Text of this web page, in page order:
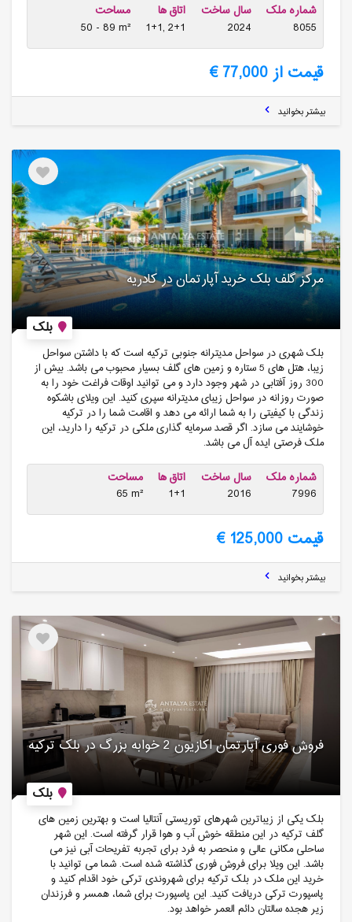
شماره ملک
8055
سال ساخت
2024
اتاق ها
1+1, 2+1
مساحت
50 - 89 m²
قیمت از 77,000 €
بیشتر بخوانید
مرکز گلف بلک خرید آپارتمان در کادریه
بلک
بلک شهری در سواحل مدیترانه جنوبی ترکیه است که با داشتن سواحل
زیبا، هتل‌ های 5 ستاره و زمین‌ های گلف بسیار محبوب می باشد. بیش از
300 روز آفتابی در شهر وجود دارد و می توانید اوقات فراغت خود را به
صورت روزانه در سواحل زیبای مدیترانه سپری کنید. این ویلای باشکوه
زندگی با کیفیتی را به شما ارائه می دهد و اقامت شما را در ترکیه
خوشایند می سازد. اگر قصد سرمایه گذاری ملکی در ترکیه را دارید، این
ملک فرصتی ایده آل می باشد.
شماره ملک
7996
سال ساخت
2016
اتاق ها
1+1
مساحت
65 m²
قیمت 125,000 €
بیشتر بخوانید
فروش فوری آپارتمان اکازیون 2 خوابه بزرگ در بلک ترکیه
بلک
بلک یکی از زیباترین شهرهای توریستی آنتالیا است و بهترین زمین های
گلف ترکیه در این منطقه خوش آب و هوا قرار گرفته است. این شهر
ساحلی مکانی عالی و منحصر به فرد برای تجربه تفریحات آبی نیز می
باشد. این ویلا برای فروش فوری گذاشته شده است. شما می توانید با
خرید این ملک در بلک ترکیه برای شهروندی ترکی خود اقدام کنید و
پاسپورت ترکی دریافت کنید. این پاسپورت برای شما، همسر و فرزندان
زیر هجده سالتان دائم العمر خواهد بود.